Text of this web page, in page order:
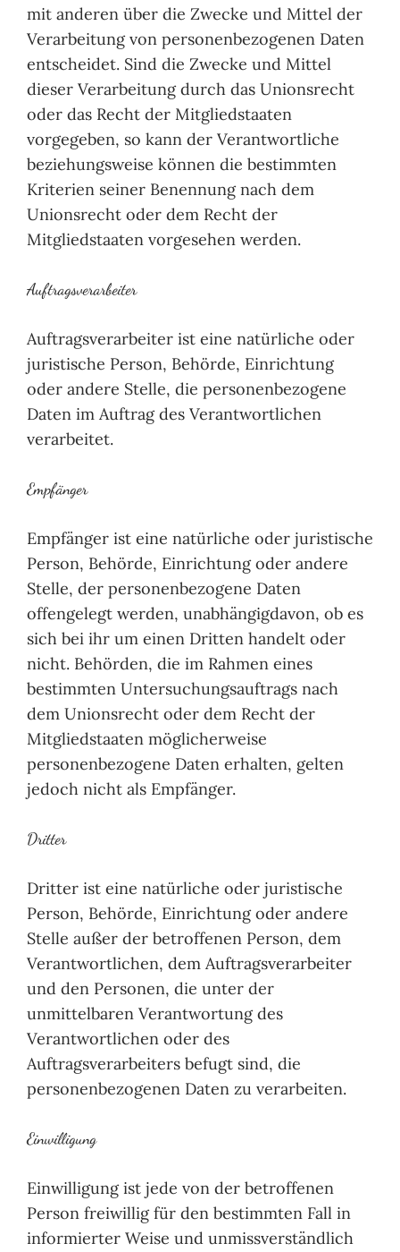
mit anderen über die Zwecke und Mittel der
Verarbeitung von personenbezogenen Daten
entscheidet. Sind die Zwecke und Mittel
dieser Verarbeitung durch das Unionsrecht
oder das Recht der Mitgliedstaaten
vorgegeben, so kann der Verantwortliche
beziehungsweise können die bestimmten
Kriterien seiner Benennung nach dem
Unionsrecht oder dem Recht der
Mitgliedstaaten vorgesehen werden.
Auftragsverarbeiter
Auftragsverarbeiter ist eine natürliche oder
juristische Person, Behörde, Einrichtung
oder andere Stelle, die personenbezogene
Daten im Auftrag des Verantwortlichen
verarbeitet.
Empfänger
Empfänger ist eine natürliche oder juristische
Person, Behörde, Einrichtung oder andere
Stelle, der personenbezogene Daten
offengelegt werden, unabhängigdavon, ob es
sich bei ihr um einen Dritten handelt oder
nicht. Behörden, die im Rahmen eines
bestimmten Untersuchungsauftrags nach
dem Unionsrecht oder dem Recht der
Mitgliedstaaten möglicherweise
personenbezogene Daten erhalten, gelten
jedoch nicht als Empfänger.
Dritter
Dritter ist eine natürliche oder juristische
Person, Behörde, Einrichtung oder andere
Stelle außer der betroffenen Person, dem
Verantwortlichen, dem Auftragsverarbeiter
und den Personen, die unter der
unmittelbaren Verantwortung des
Verantwortlichen oder des
Auftragsverarbeiters befugt sind, die
personenbezogenen Daten zu verarbeiten.
Einwilligung
Einwilligung ist jede von der betroffenen
Person freiwillig für den bestimmten Fall in
informierter Weise und unmissverständlich